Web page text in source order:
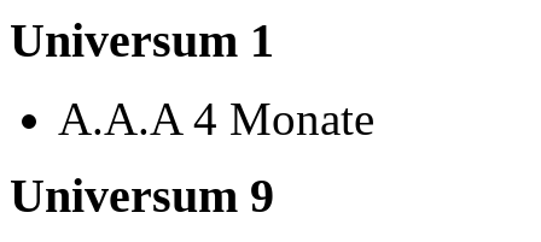
Universum 1
A.A.A 4 Monate
Universum 9